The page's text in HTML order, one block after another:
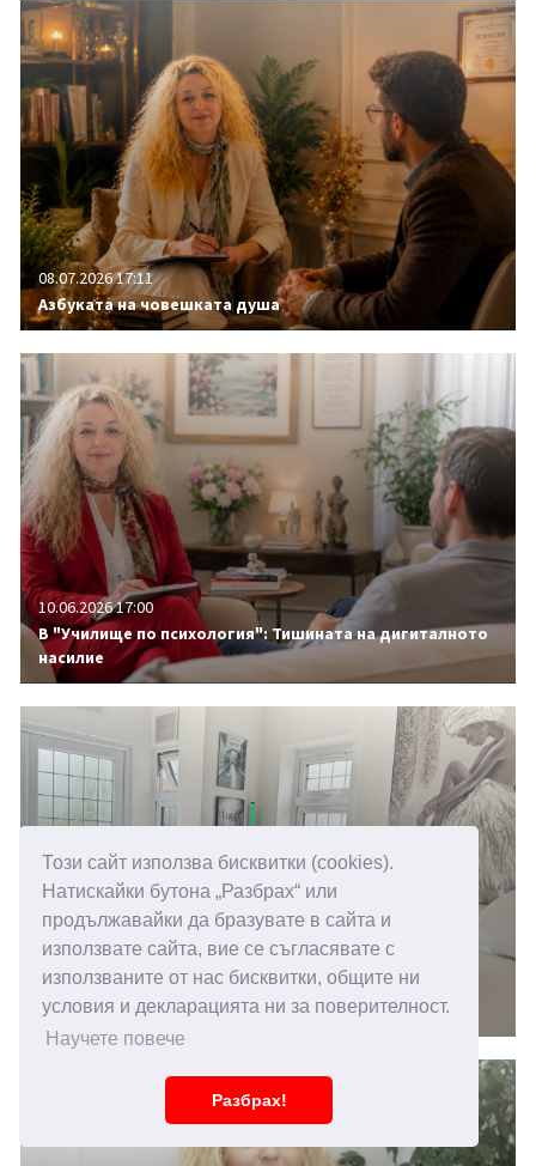
Този сайт използва бисквитки (cookies).
Натискайки бутона „Разбрах“ или
продължавайки да бразувате в сайта и
използвате сайта, вие се съгласявате с
използваните от нас бисквитки, общите ни
условия и декларацията ни за поверителност.
Научете повече
Разбрах!
08.07.2026 17:11
Азбуката на човешката душа
10.06.2026 17:00
В "Училище по психология": Тишината на дигиталното
насилие
14.05.2026 15:00
Повишена чувствителност към звуци, какви са
причините